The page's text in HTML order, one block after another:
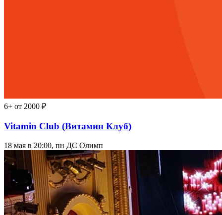
6+ от 2000 ₽
Vitamin Club (Витамин Клуб)
18 мая в 20:00, пн ДС Олимп